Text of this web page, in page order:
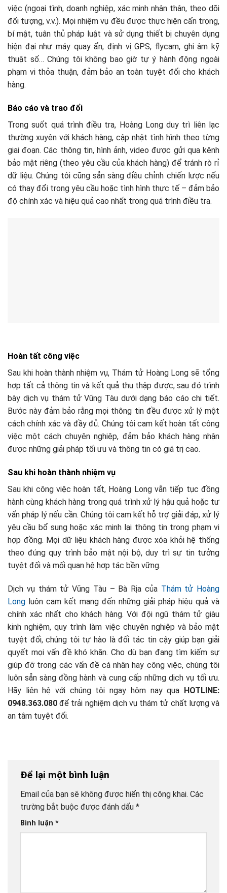
việc (ngoại tình, doanh nghiệp, xác minh nhân thân, theo dõi
đối tượng, v.v.). Mọi nhiệm vụ đều được thực hiện cẩn trọng,
bí mật, tuân thủ pháp luật và sử dụng thiết bị chuyên dụng
hiện đại như máy quay ẩn, định vị GPS, flycam, ghi âm kỹ
thuật số… Chúng tôi không bao giờ tự ý hành động ngoài
phạm vi thỏa thuận, đảm bảo an toàn tuyệt đối cho khách
hàng.
Báo cáo và trao đổi
Trong suốt quá trình điều tra, Hoàng Long duy trì liên lạc
thường xuyên với khách hàng, cập nhật tình hình theo từng
giai đoạn. Các thông tin, hình ảnh, video được gửi qua kênh
bảo mật riêng (theo yêu cầu của khách hàng) để tránh rò rỉ
dữ liệu. Chúng tôi cũng sẵn sàng điều chỉnh chiến lược nếu
có thay đổi trong yêu cầu hoặc tình hình thực tế – đảm bảo
độ chính xác và hiệu quả cao nhất trong quá trình điều tra.
Hoàn tất công việc
Sau khi hoàn thành nhiệm vụ, Thám tử Hoàng Long sẽ tổng
hợp tất cả thông tin và kết quả thu thập được, sau đó trình
bày dịch vụ thám tử Vũng Tàu dưới dạng báo cáo chi tiết.
Bước này đảm bảo rằng mọi thông tin đều được xử lý một
cách chính xác và đầy đủ. Chúng tôi cam kết hoàn tất công
việc một cách chuyên nghiệp, đảm bảo khách hàng nhận
được những giải pháp tối ưu và thông tin có giá trị cao.
Sau khi hoàn thành nhiệm vụ
Sau khi công việc hoàn tất, Hoàng Long vẫn tiếp tục đồng
hành cùng khách hàng trong quá trình xử lý hậu quả hoặc tư
vấn pháp lý nếu cần. Chúng tôi cam kết hỗ trợ giải đáp, xử lý
yêu cầu bổ sung hoặc xác minh lại thông tin trong phạm vi
hợp đồng. Mọi dữ liệu khách hàng được xóa khỏi hệ thống
theo đúng quy trình bảo mật nội bộ, duy trì sự tin tưởng
tuyệt đối và mối quan hệ hợp tác bền vững.
Dịch vụ thám tử Vũng Tàu – Bà Rịa của Thám tử Hoàng
Long luôn cam kết mang đến những giải pháp hiệu quả và
chính xác nhất cho khách hàng. Với đội ngũ thám tử giàu
kinh nghiệm, quy trình làm việc chuyên nghiệp và bảo mật
tuyệt đối, chúng tôi tự hào là đối tác tin cậy giúp bạn giải
quyết mọi vấn đề khó khăn. Cho dù bạn đang tìm kiếm sự
giúp đỡ trong các vấn đề cá nhân hay công việc, chúng tôi
luôn sẵn sàng đồng hành và cung cấp những dịch vụ tối ưu.
Hãy liên hệ với chúng tôi ngay hôm nay qua HOTLINE:
0948.363.080 để trải nghiệm dịch vụ thám tử chất lượng và
an tâm tuyệt đối.
Để lại một bình luận
Email của bạn sẽ không được hiển thị công khai. Các
trường bắt buộc được đánh dấu *
Bình luận *